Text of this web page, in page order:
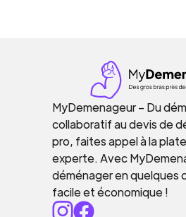
MyDemenageur – Du
collaboratif au devis de
pro, faites appel à la
experte. Avec
déménager en quelques
facile et économique !